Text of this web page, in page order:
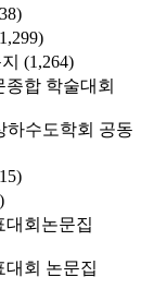
(1,264)
합 학술대회
하수도학회 공동
대회논문집
대회 논문집